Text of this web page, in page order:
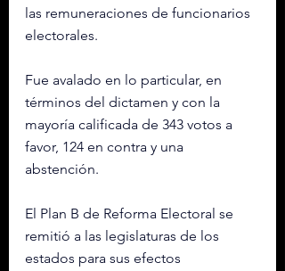
las remuneraciones de funcionarios
electorales.
Fue avalado en lo particular, en
términos del dictamen y con la
mayoría calificada de 343 votos a
favor, 124 en contra y una
abstención.
El Plan B de Reforma Electoral se
remitió a las legislaturas de los
estados para sus efectos